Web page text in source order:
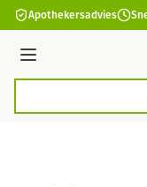
Ga naar de inhoud
Apothekersadvies
Menu